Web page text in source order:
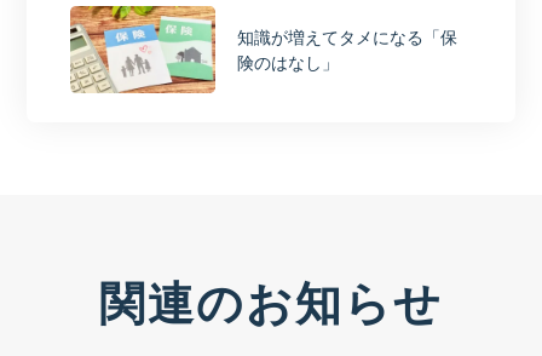
知識が増えてタメになる「保
険のはなし」
関連のお知らせ